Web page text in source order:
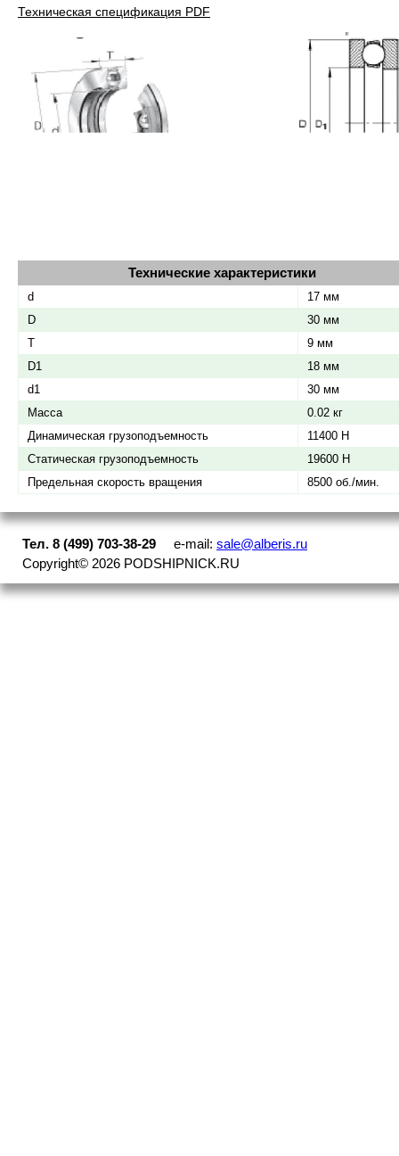
Технические характеристики
d
17 мм
D
30 мм
T
9 мм
D1
18 мм
d1
30 мм
Масса
0.02 кг
Динамическая грузоподъемность
11400 Н
Статическая грузоподъемность
19600 Н
Предельная скорость вращения
8500 об./мин.
Тел. 8 (499) 703-38-29 e-mail: sale@alberis.ru
Copyright© 2026 PODSHIPNICK.RU